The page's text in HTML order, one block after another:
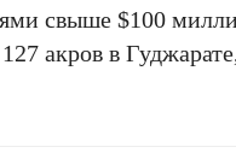
свыше $100
акров в